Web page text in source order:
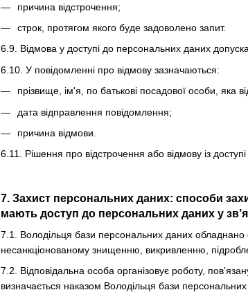
причина відстрочення;
строк, протягом якого буде задоволено запит.
6.9. Відмова у доступі до персональних даних
6.10. У повідомленні про відмову зазначаються:
прізвище, ім'я, по батькові посадової особи, яка
дата відправлення повідомлення;
причина відмови.
6.11. Рішення про відстрочення або відмову із
7. Захист персональних даних: способи
мають доступ до персональних даних у
7.1. Володільця бази персональних даних обладнано
несанкціонованому знищенню, викривленню,
7.2. Відповідальна особа організовує роботу,
визначається наказом Володільця бази